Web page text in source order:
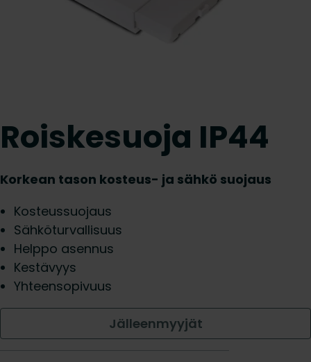
Roiskesuoja IP44
Korkean tason kosteus- ja sähkö suojaus
Kosteussuojaus
Sähköturvallisuus
Helppo asennus
Kestävyys
Yhteensopivuus
Jälleenmyyjät